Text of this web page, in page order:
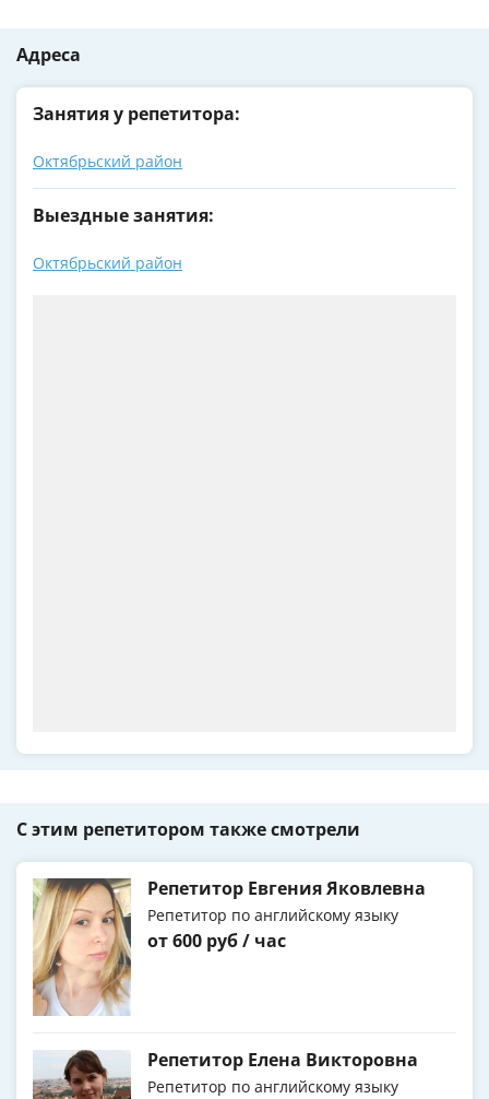
Адреса
Занятия у репетитора:
Октябрьский район
Выездные занятия:
Октябрьский район
С этим репетитором также смотрели
Репетитор Евгения Яковлевна
Репетитор по английскому языку
от 600 руб / час
Репетитор Елена Викторовна
Репетитор по английскому языку